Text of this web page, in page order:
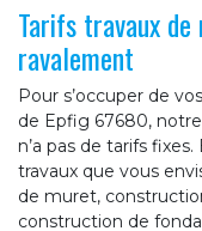
Tarifs travaux
ravalement
Pour s’occuper de
de Epfig 67680,
n’a pas de tarifs
travaux que vous
de muret,
construction de